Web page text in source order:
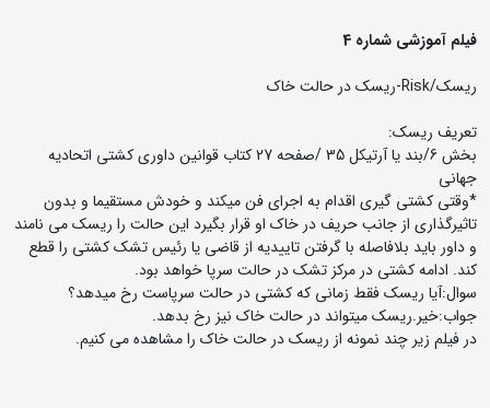
فیلم آموزشی شماره 4
ریسک/Risk-ریسک در حالت خاک
تعریف ریسک:
بخش 6/بند یا آرتیکل 35 /صفحه 27 کتاب قوانین داوری کشتی اتحادیه
جهانی
*وقتی کشتی گیری اقدام به اجرای فن میکند و خودش مستقیما و بدون
تاثیرگذاری از جانب حریف در خاک او قرار بگیرد این حالت را ریسک می نامند
و داور باید بلافاصله با گرفتن تاییدیه از قاضی یا رئیس تشک کشتی را قطع
کند. ادامه کشتی در مرکز تشک در حالت سرپا خواهد بود.
سوال:آیا ریسک فقط زمانی که کشتی در حالت سرپاست رخ میدهد؟
جواب:خیر.ریسک میتواند در حالت خاک نیز رخ بدهد.
در فیلم زیر چند نمونه از ریسک در حالت خاک را مشاهده می کنیم.